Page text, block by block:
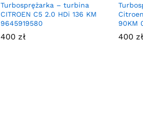
Turbosprężarka – turbina
CITROEN C5 2.0 HDi 136 KM
9645919580
400 zł
90KM
400 zł